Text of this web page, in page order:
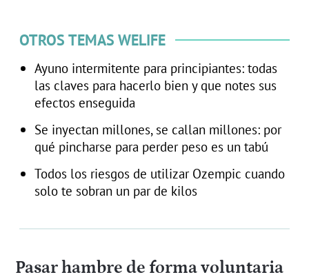
OTROS TEMAS WELIFE
Ayuno intermitente para principiantes: todas
las claves para hacerlo bien y que notes sus
efectos enseguida
Se inyectan millones, se callan millones: por
qué pincharse para perder peso es un tabú
Todos los riesgos de utilizar Ozempic cuando
solo te sobran un par de kilos
Pasar hambre de forma voluntaria